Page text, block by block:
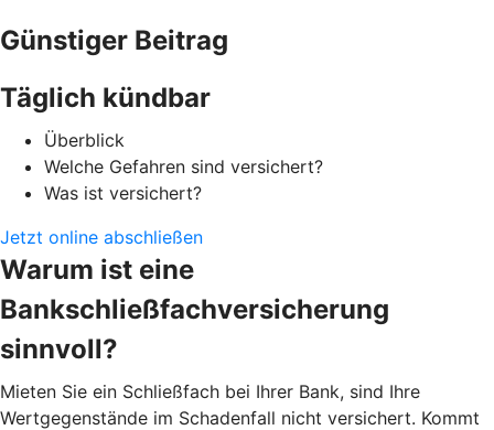
Günstiger Beitrag
Täglich kündbar
Überblick
Welche Gefahren sind versichert?
Was ist versichert?
Jetzt online abschließen
Warum ist eine
Bankschließfachversicherung
sinnvoll?
Mieten Sie ein Schließfach bei Ihrer Bank, sind Ihre
Wertgegenstände im Schadenfall nicht versichert. Kommt